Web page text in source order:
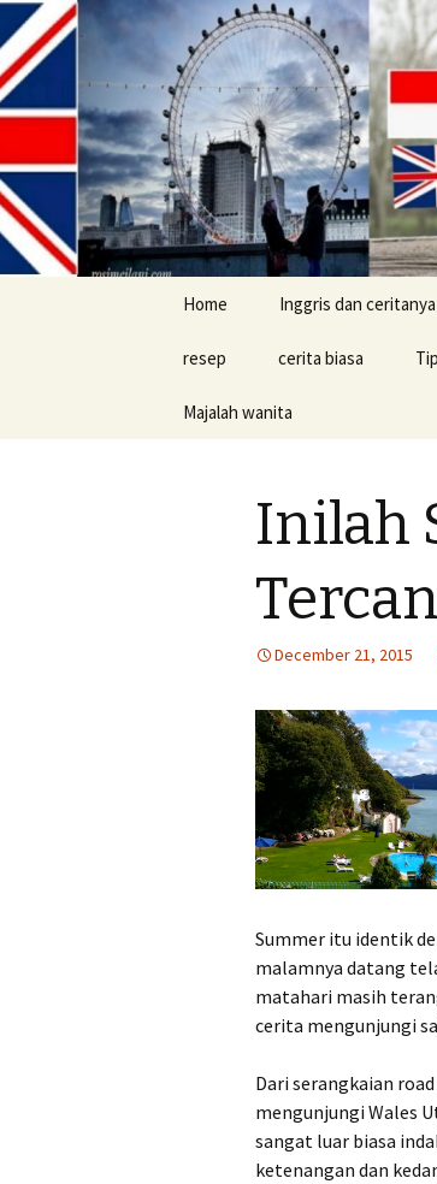
Home Inggris dan ceritanya
resep cerita biasa
Majalah wanita
Inilah
December 21, 2015
Summer itu identik
malamnya datang
matahari masih
cerita mengunjungi
Dari serangkaian
mengunjungi Wales
sangat luar biasa
ketenangan dan